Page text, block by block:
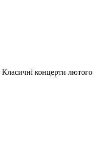
Класичні концерти лютого